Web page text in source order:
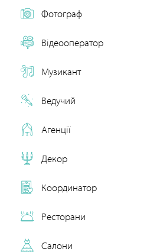
Фотограф
Відеооператор
Музикант
Ведучий
Агенції
Декор
Координатор
Ресторани
Салони